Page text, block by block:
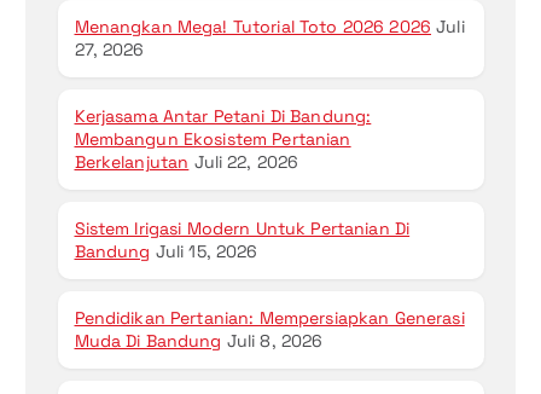
Menangkan Mega! Tutorial Toto 2026 2026 Juli
27, 2026
Kerjasama Antar Petani Di Bandung:
Membangun Ekosistem Pertanian
Berkelanjutan Juli 22, 2026
Sistem Irigasi Modern Untuk Pertanian Di
Bandung Juli 15, 2026
Pendidikan Pertanian: Mempersiapkan Generasi
Muda Di Bandung Juli 8, 2026